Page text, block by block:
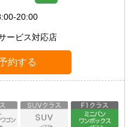
20:00
ービス対応店
約する